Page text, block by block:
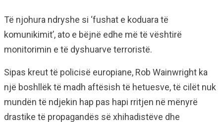
Të njohura ndryshe si ‘fushat e koduara të
komunikimit’, ato e bëjnë edhe më të vështirë
monitorimin e të dyshuarve terroristë.
Sipas kreut të policisë europiane, Rob Wainwright ka
një boshllëk të madh aftësish të hetuesve, të cilët nuk
mundën të ndjekin hap pas hapi rritjen në mënyrë
drastike të propagandës së xhihadistëve dhe